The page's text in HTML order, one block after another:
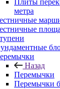
Плиты
метра
Назад
Перемычки
Перемычки